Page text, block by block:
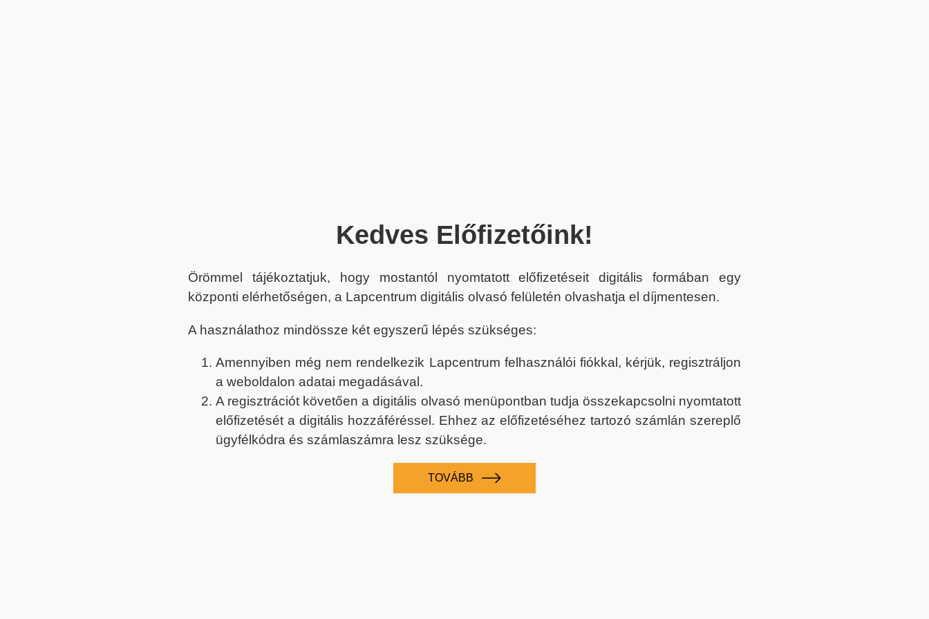
Kedves Előfizetőink!
Örömmel tájékoztatjuk, hogy mostantól nyomtatott előfizetéseit digitális formában egy
központi elérhetőségen, a Lapcentrum digitális olvasó felületén olvashatja el díjmentesen.
A használathoz mindössze két egyszerű lépés szükséges:
Amennyiben még nem rendelkezik Lapcentrum felhasználói fiókkal, kérjük, regisztráljon
a weboldalon adatai megadásával.
A regisztrációt követően a digitális olvasó menüpontban tudja összekapcsolni nyomtatott
előfizetését a digitális hozzáféréssel. Ehhez az előfizetéséhez tartozó számlán szereplő
ügyfélkódra és számlaszámra lesz szüksége.
TOVÁBB